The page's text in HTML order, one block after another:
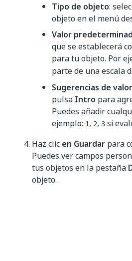
Tipo de objeto:
objeto en el menú
Valor
que se establecerá
para tu objeto. Por
parte de una escala
Sugerencias de valor
pulsa Intro para
Puedes añadir
ejemplo: 1, 2, 3 si
Haz clic en Guardar para
Puedes ver campos
tus objetos en la pestaña
objeto.